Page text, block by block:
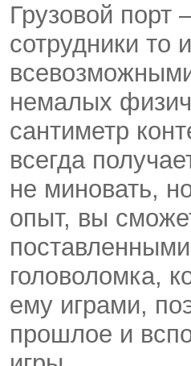
Грузовой порт
сотрудники то
немалых
сантиметр
всегда
не миновать,
опыт, вы
головоломка,
ему играми,
прошлое и